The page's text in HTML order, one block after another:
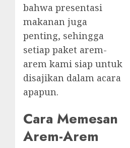
bahwa presentasi
makanan juga
penting, sehingga
setiap paket arem-
arem kami siap untuk
disajikan dalam acara
apapun.
Cara Memesan
Arem-Arem